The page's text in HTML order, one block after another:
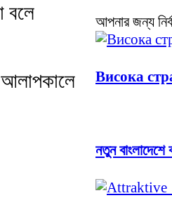
বলে
আলাপকালে
আপনার জন্য
Висока
নতুন